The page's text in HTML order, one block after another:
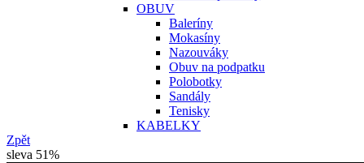
OBUV
Baleríny
Mokasíny
Nazouváky
Obuv na podpatku
Polobotky
Sandály
Tenisky
KABELKY
Zpět
sleva 51%